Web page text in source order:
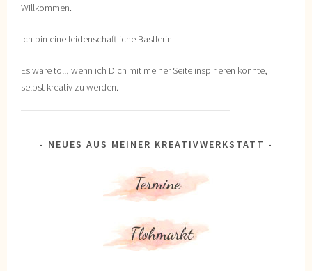
Willkommen.
Ich bin eine leidenschaftliche Bastlerin.
Es wäre toll, wenn ich Dich mit meiner Seite inspirieren könnte,
selbst kreativ zu werden.
NEUES AUS MEINER KREATIVWERKSTATT